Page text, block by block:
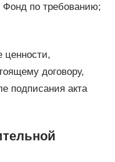
Фонд по требованию;
договору,
подписания акта